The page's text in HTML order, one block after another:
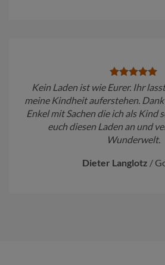
Kein Laden ist wie Eurer. Ihr
meine Kindheit auferstehen.
Enkel mit Sachen die ich als Kind
euch diesen Laden an und
Wunderwelt.
Dieter Langlotz /